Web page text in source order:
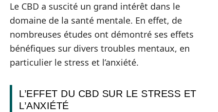
Le CBD a suscité un grand intérêt dans le
domaine de la santé mentale. En effet, de
nombreuses études ont démontré ses effets
bénéfiques sur divers troubles mentaux, en
particulier le stress et l’anxiété.
L’EFFET DU CBD SUR LE STRESS ET
L’ANXIÉTÉ